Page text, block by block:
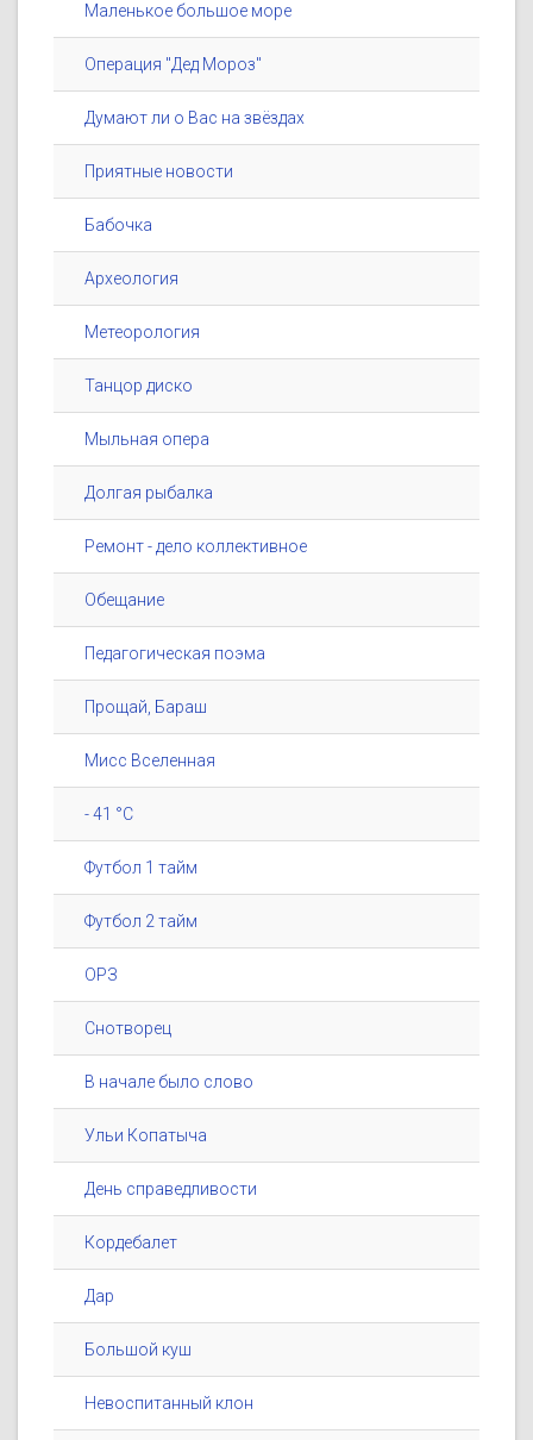
Маленькое большое море
Операция "Дед Мороз"
Думают ли о Вас на звёздах
Приятные новости
Бабочка
Археология
Метеорология
Танцор диско
Мыльная опера
Долгая рыбалка
Ремонт - дело коллективное
Обещание
Педагогическая поэма
Прощай, Бараш
Мисс Вселенная
- 41 °C
Футбол 1 тайм
Футбол 2 тайм
ОРЗ
Снотворец
В начале было слово
Ульи Копатыча
День справедливости
Кордебалет
Дар
Большой куш
Невоспитанный клон